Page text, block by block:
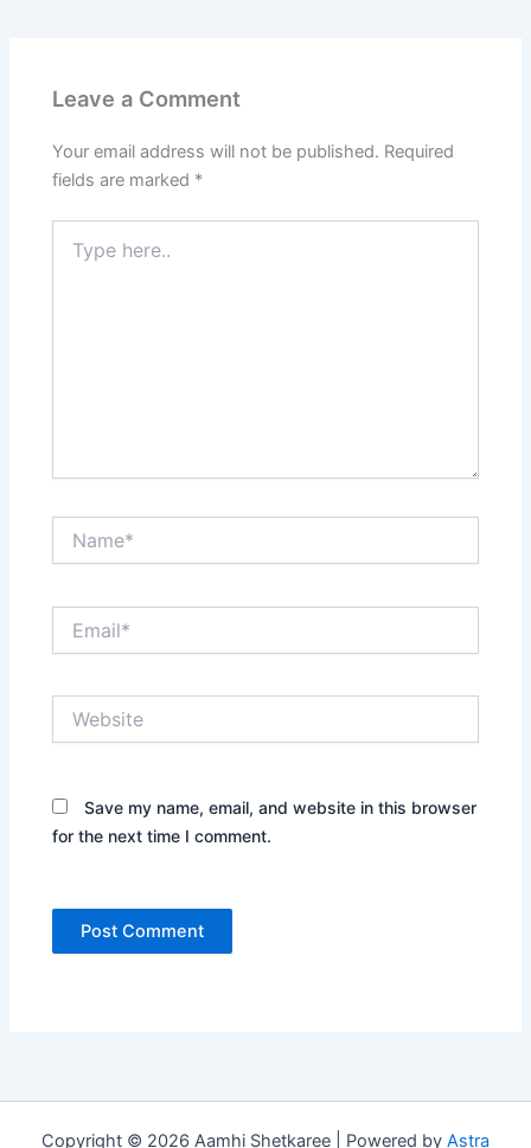
Leave a Comment
Your email address will not be published. Required
fields are marked *
here..
Save my name, email, and website in this browser
for the next time I comment.
Copyright © 2026 Aamhi Shetkaree | Powered by Astra